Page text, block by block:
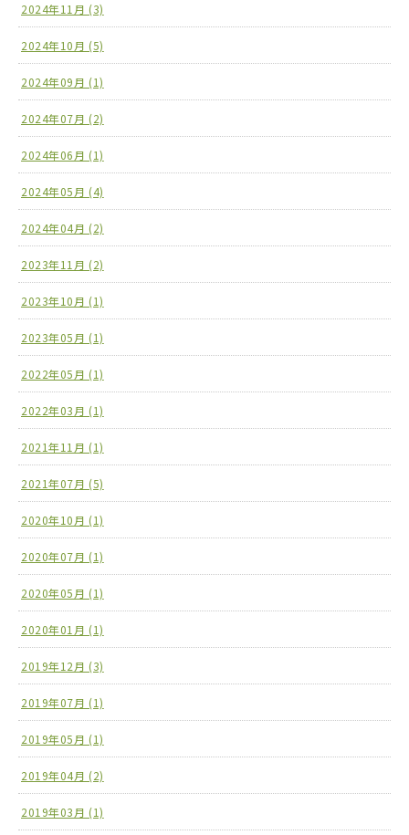
2024年11月 (3)
2024年10月 (5)
2024年09月 (1)
2024年07月 (2)
2024年06月 (1)
2024年05月 (4)
2024年04月 (2)
2023年11月 (2)
2023年10月 (1)
2023年05月 (1)
2022年05月 (1)
2022年03月 (1)
2021年11月 (1)
2021年07月 (5)
2020年10月 (1)
2020年07月 (1)
2020年05月 (1)
2020年01月 (1)
2019年12月 (3)
2019年07月 (1)
2019年05月 (1)
2019年04月 (2)
2019年03月 (1)